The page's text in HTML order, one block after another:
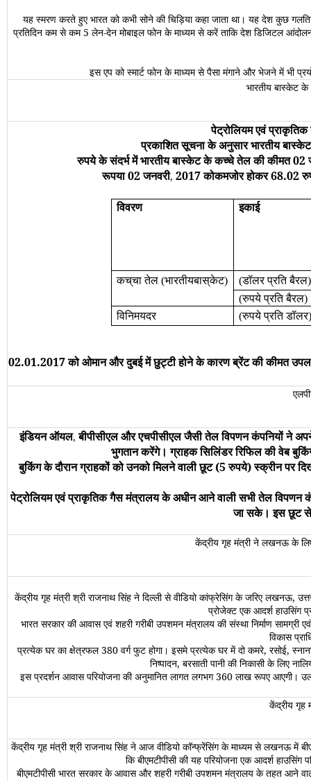
यह स्‍मरण करते हुए भारत को कभी सोने की चिड़िया कहा जाता था। यह देश कुछ
प्रतिदिन कम से कम 5 लेन-देन मोबाइल फोन के माध्‍यम से करें ताकि देश डिजिटल
इस एप को स्‍मार्ट फोन के माध्‍यम से पैसा मंगाने और भेजने में भी
भारतीय बास्केट
पेट्रोलियम एवं प्राकृतिक गैस
प्रकाशित सूचना के अनुसार भारतीय
रुपये के संदर्भ में भारतीय बास्केट के कच्चे तेल की कीमत 02
रूपया 02 जनवरी, 2017 कोकमजोर होकर 68.02
विवरण इकाई
कच्चातेल (भारतीयबास्केट) (डॉलरप्रतिबैरल)
(रुपयेप्रतिबैरल)
विनिमयदर (रुपयेप्रतिडॉलर
02.01.2017 को ओमान और दुबई में छुट्टी होने के कारण ब्रेंट की कीमत
इंडियन ऑयल,बीपीसीएल और एचपीसीएल जैसी तेल विपणन कंपनियों ने
भुगतान करेंगे। ग्राहक सिलिंडर रिफिल की वेब
बुकिंग के दौरान ग्राहकों को उनको मिलने वाली छूट (5 रुपये) स्क्रीन पर
पेट्रोलियम एवं प्राकृतिक गैस मंत्रालय के अधीन आने वाली सभी तेल विपणन
जा सके। इस छूट से
केंद्रीय गृह मंत्री ने लखनऊ के लिए
केंद्रीय गृह मंत्री श्री राजनाथ सिंह ने दिल्ली से वीडियो कांफ्रेसिंग के जरिए लखनऊ,
प्रोजेक्ट एक आदर्श हाउसिंग
भारत सरकार की आवास एवं शहरी गरीबी उपशमन मंत्रालय की संस्था निर्माण सामग्री
विकास
प्रत्येक घर का क्षेत्रफल 380 वर्ग फुट होगा। इसमे प्रत्येक घर में दो कमरे, रसोई,
निष्पादन, बरसाती पानी की निकासी के लिए
इस प्रदर्शन आवास परियोजना की अनुमानित लागत लगभग 360 लाख रूपए आएगी।
केंद्रीय गृह
केंद्रीय गृह मंत्री श्री राजनाथ सिंह ने आज वीडियो कॉन्फ्रेंसिंग के माध्यम से लखनऊ में
कि बीएमटीपीसी की यह परियोजना एक आदर्श
बीएमटीपीसी भारत सरकार के आवास और शहरी गरीबी उपशमन मंत्रालय के तहत आने